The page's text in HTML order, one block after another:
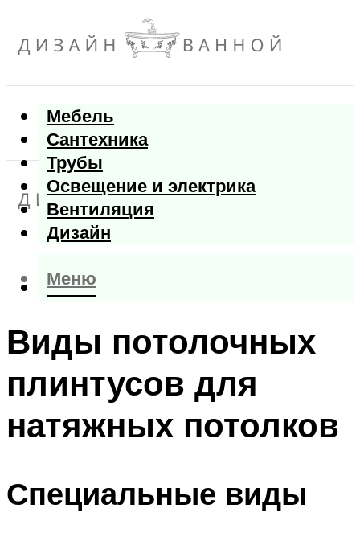
Мебель
Сантехника
Трубы
Освещение и электрика
Вентиляция
Дизайн
Меню
Меню
Виды потолочных
плинтусов для
натяжных потолков
Специальные виды